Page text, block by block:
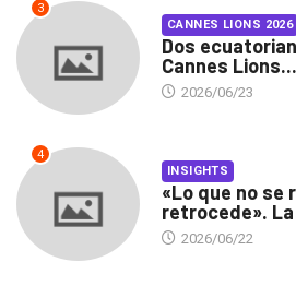
3
CANNES LIONS 2026
Dos
Cannes Lions...
2026/06/23
4
INSIGHTS
«Lo que no se
retrocede».
2026/06/22